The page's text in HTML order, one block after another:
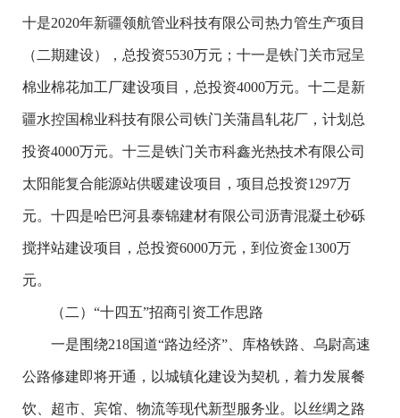
十是2020年新疆领航管业科技有限公司热力管生产项目
（二期建设），总投资5530万元；十一是铁门关市冠呈
棉业棉花加工厂建设项目，总投资4000万元。十二是新
疆水控国棉业科技有限公司铁门关蒲昌轧花厂，计划总
投资4000万元。十三是铁门关市科鑫光热技术有限公司
太阳能复合能源站供暖建设项目，项目总投资1297万
元。十四是哈巴河县泰锦建材有限公司沥青混凝土砂砾
搅拌站建设项目，总投资6000万元，到位资金1300万
元。
（二）“十四五”招商引资工作思路
一是围绕218国道“路边经济”、库格铁路、乌尉高速
公路修建即将开通，以城镇化建设为契机，着力发展餐
饮、超市、宾馆、物流等现代新型服务业。以丝绸之路